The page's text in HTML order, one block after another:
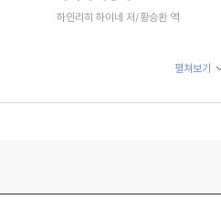
하인리히 하이네 저/황승환 역
펼쳐보기